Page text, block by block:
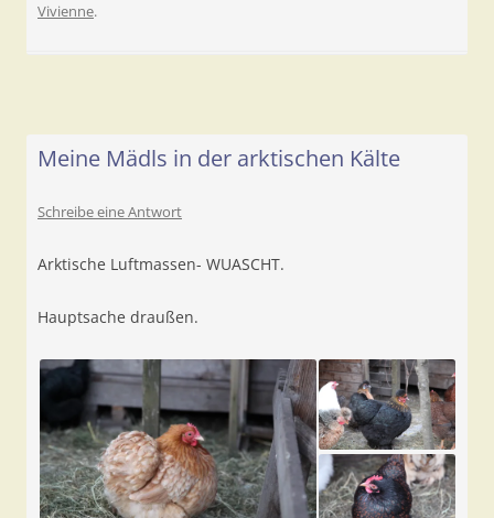
Vivienne.
Meine Mädls in der arktischen Kälte
Schreibe eine Antwort
Arktische Luftmassen- WUASCHT.
Hauptsache draußen.